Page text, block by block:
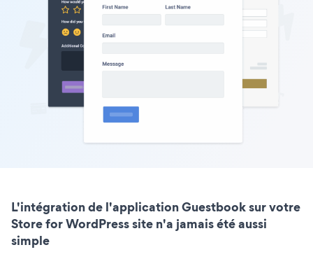
L'intégration de l'application Guestbook sur votre
Store for WordPress site n'a jamais été aussi
simple